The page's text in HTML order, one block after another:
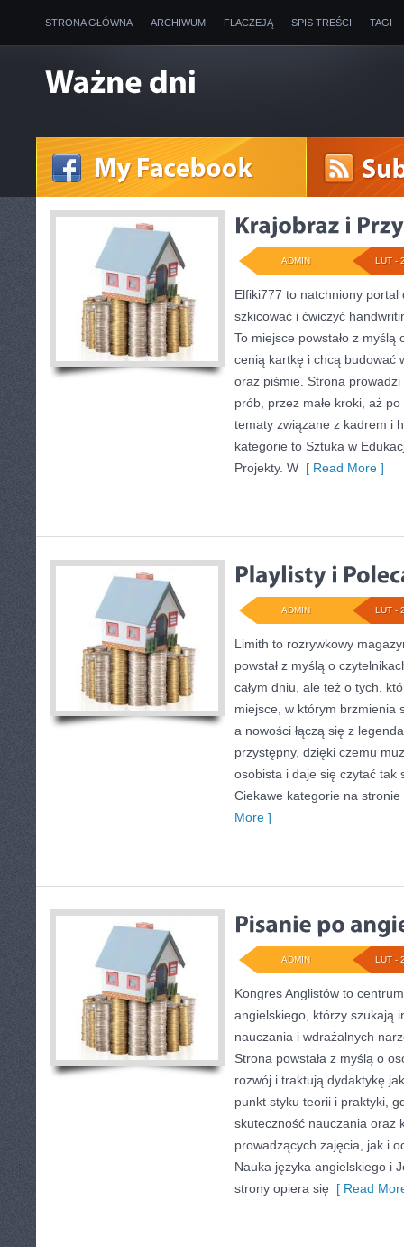
STRONA GŁÓWNA ARCHIWUM FLACZEJĄ SPIS TREŚCI TAGI
LUT -
ADMIN
Elfiki777 to natchniony
szkicować i ćwiczyć
To miejsce powstało z
cenią kartkę i chcą budować
oraz piśmie. Strona
prób, przez małe kroki, aż
tematy związane z kadrem i
kategorie to Sztuka w
Projekty. W [ Read More ]
LUT -
ADMIN
Limith to rozrywkowy
powstał z myślą o
całym dniu, ale też o tych,
miejsce, w którym brzmienia
a nowości łączą się z
przystępny, dzięki czemu
osobista i daje się czytać tak
Ciekawe kategorie na
More ]
LUT -
ADMIN
Kongres Anglistów to
angielskiego, którzy szukają
nauczania i wdrażalnych
Strona powstała z myślą o
rozwój i traktują dydaktykę
punkt styku teorii i praktyki,
skuteczność nauczania oraz
prowadzących zajęcia, jak i
Nauka języka angielskiego i
strony opiera się [ Read